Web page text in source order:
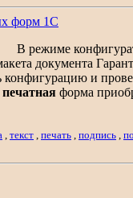
форм 1С
1. В режиме
документа
и
печатная форма
текст печать подпись